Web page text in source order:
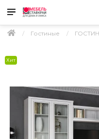
Гостиные
Хит